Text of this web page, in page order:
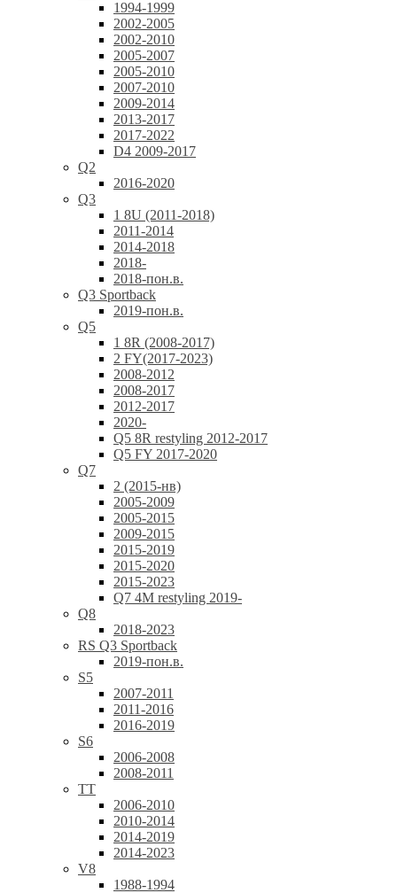
1994-1999
2002-2005
2002-2010
2005-2007
2005-2010
2007-2010
2009-2014
2013-2017
2017-2022
D4 2009-2017
Q2
2016-2020
Q3
1 8U (2011-2018)
2011-2014
2014-2018
2018-
2018-пон.в.
Q3 Sportback
2019-пон.в.
Q5
1 8R (2008-2017)
2 FY(2017-2023)
2008-2012
2008-2017
2012-2017
2020-
Q5 8R restyling 2012-2017
Q5 FY 2017-2020
Q7
2 (2015-нв)
2005-2009
2005-2015
2009-2015
2015-2019
2015-2020
2015-2023
Q7 4M restyling 2019-
Q8
2018-2023
RS Q3 Sportback
2019-пон.в.
S5
2007-2011
2011-2016
2016-2019
S6
2006-2008
2008-2011
TT
2006-2010
2010-2014
2014-2019
2014-2023
V8
1988-1994